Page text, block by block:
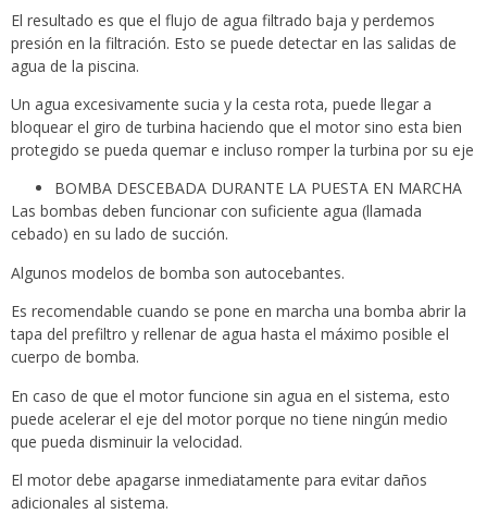
El resultado es que el flujo de agua filtrado baja y perdemos
presión en la filtración. Esto se puede detectar en las salidas de
agua de la piscina.
Un agua excesivamente sucia y la cesta rota, puede llegar a
bloquear el giro de turbina haciendo que el motor sino esta bien
protegido se pueda quemar e incluso romper la turbina por su eje
BOMBA DESCEBADA DURANTE LA PUESTA EN MARCHA
Las bombas deben funcionar con suficiente agua (llamada
cebado) en su lado de succión.
Algunos modelos de bomba son autocebantes.
Es recomendable cuando se pone en marcha una bomba abrir la
tapa del prefiltro y rellenar de agua hasta el máximo posible el
cuerpo de bomba.
En caso de que el motor funcione sin agua en el sistema, esto
puede acelerar el eje del motor porque no tiene ningún medio
que pueda disminuir la velocidad.
El motor debe apagarse inmediatamente para evitar daños
adicionales al sistema.